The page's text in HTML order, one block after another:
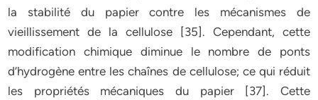
la stabilité du papier contre les mécanismes de
vieillissement de la cellulose [35]. Cependant, cette
modification chimique diminue le nombre de ponts
d’hydrogène entre les chaînes de cellulose; ce qui réduit
les propriétés mécaniques du papier [37]. Cette